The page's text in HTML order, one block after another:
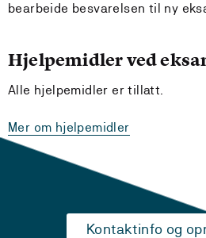
bearbeide besvarelsen til ny
Hjelpemidler ved
Alle hjelpemidler er tillatt.
Mer om hjelpemidler
Kontaktinfo og